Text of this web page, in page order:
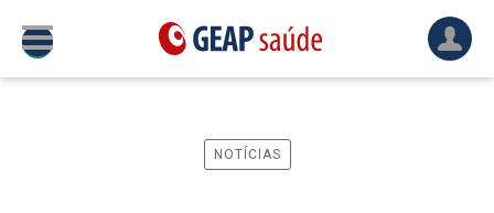
NOTÍCIAS